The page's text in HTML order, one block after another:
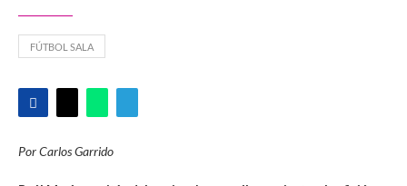
FÚTBOL SALA
Por Carlos Garrido